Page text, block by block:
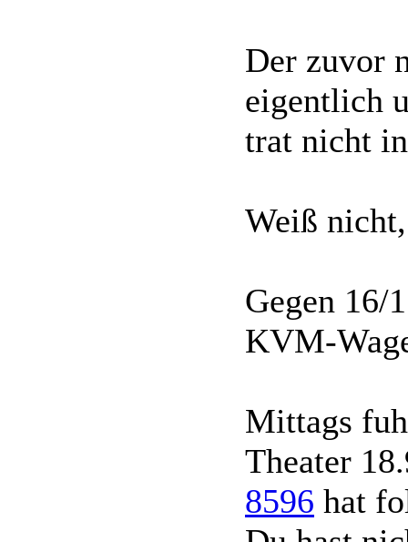
Der zuvor
eigentlich
trat nicht
Weiß
Gegen 16/
KVM-
Mittags
Theater
8596 hat